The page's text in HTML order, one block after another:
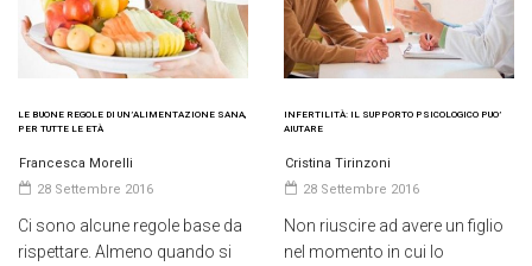
LE BUONE REGOLE DI UN’ALIMENTAZIONE SANA,
PER TUTTE LE ETÀ
Francesca Morelli
28 Settembre 2016
Ci sono alcune regole base da
rispettare. Almeno quando si
INFERTILITÀ: IL SUPPORTO PSICOLOGICO PUO’
AIUTARE
Cristina Tirinzoni
28 Settembre 2016
Non riuscire ad avere un figlio
nel momento in cui lo